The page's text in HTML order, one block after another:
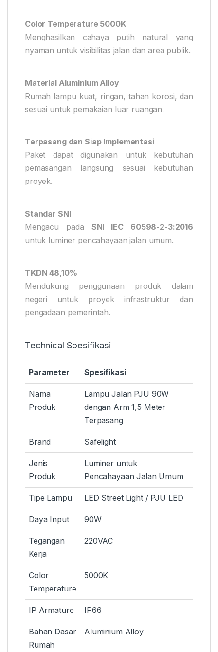
Color Temperature 5000K
Menghasilkan cahaya putih natural yang
nyaman untuk visibilitas jalan dan area publik.
Material Aluminium Alloy
Rumah lampu kuat, ringan, tahan korosi, dan
sesuai untuk pemakaian luar ruangan.
Terpasang dan Siap Implementasi
Paket dapat digunakan untuk kebutuhan
pemasangan langsung sesuai kebutuhan
proyek.
Standar SNI
Mengacu pada SNI IEC 60598-2-3:2016
untuk luminer pencahayaan jalan umum.
TKDN 48,10%
Mendukung penggunaan produk dalam
negeri untuk proyek infrastruktur dan
pengadaan pemerintah.
Technical Spesifikasi
Parameter Spesifikasi
Nama
Produk
Lampu Jalan PJU 90W
dengan Arm 1,5 Meter
Terpasang
Brand Safelight
Jenis
Produk
Luminer untuk
Pencahayaan Jalan Umum
Tipe Lampu LED Street Light / PJU LED
Daya Input 90W
Tegangan
Kerja
220VAC
Color
Temperature
5000K
IP Armature IP66
Bahan Dasar
Rumah
Aluminium Alloy